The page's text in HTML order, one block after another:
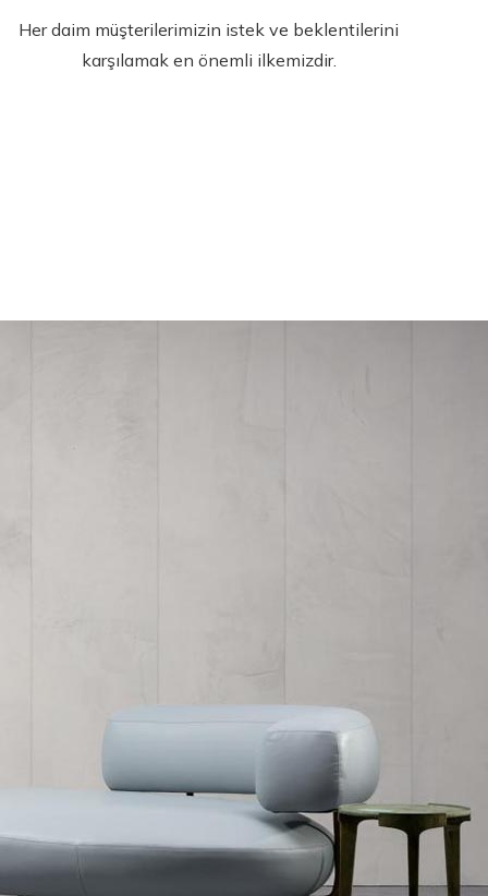
Her daim müşterilerimizin istek ve beklentilerini
karşılamak en önemli ilkemizdir.